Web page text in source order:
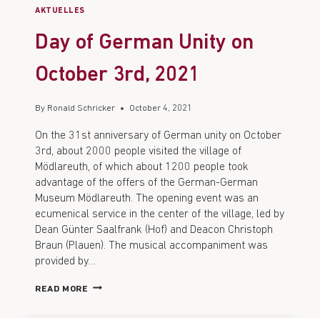
AKTUELLES
Day of German Unity on
October 3rd, 2021
By Ronald Schricker October 4, 2021
On the 31st anniversary of German unity on October
3rd, about 2000 people visited the village of
Mödlareuth, of which about 1200 people took
advantage of the offers of the German-German
Museum Mödlareuth. The opening event was an
ecumenical service in the center of the village, led by
Dean Günter Saalfrank (Hof) and Deacon Christoph
Braun (Plauen). The musical accompaniment was
provided by…
READ MORE